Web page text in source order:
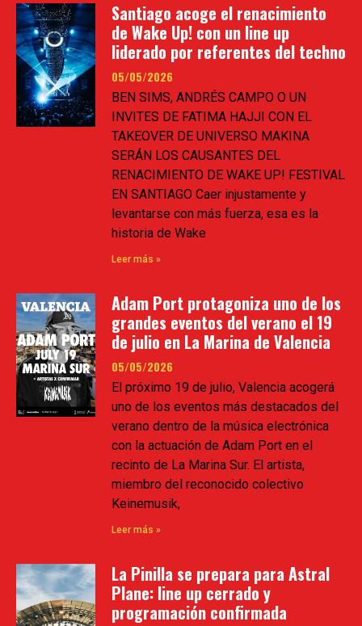
Santiago acoge el renacimiento
de Wake Up! con un line up
liderado por referentes del techno
05/05/2026
BEN SIMS, ANDRÉS CAMPO O UN
INVITES DE FATIMA HAJJI CON EL
TAKEOVER DE UNIVERSO MAKINA
SERÁN LOS CAUSANTES DEL
RENACIMIENTO DE WAKE UP! FESTIVAL
EN SANTIAGO Caer injustamente y
levantarse con más fuerza, esa es la
historia de Wake
Leer más »
Adam Port protagoniza uno de los
grandes eventos del verano el 19
de julio en La Marina de Valencia
05/05/2026
El próximo 19 de julio, Valencia acogerá
uno de los eventos más destacados del
verano dentro de la música electrónica
con la actuación de Adam Port en el
recinto de La Marina Sur. El artista,
miembro del reconocido colectivo
Keinemusik,
Leer más »
La Pinilla se prepara para Astral
Plane: line up cerrado y
programación confirmada